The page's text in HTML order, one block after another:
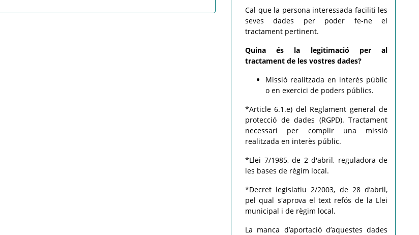
Cal que la persona interessada faciliti les
seves dades per poder fe-ne el
tractament pertinent.
Quina és la legitimació per al
tractament de les vostres dades?
Missió realitzada en interès públic
o en exercici de poders públics.
*Article 6.1.e) del Reglament general de
protecció de dades (RGPD). Tractament
necessari per complir una missió
realitzada en interès públic.
*Llei 7/1985, de 2 d'abril, reguladora de
les bases de règim local.
*Decret legislatiu 2/2003, de 28 d’abril,
pel qual s'aprova el text refós de la Llei
municipal i de règim local.
La manca d’aportació d’aquestes dades